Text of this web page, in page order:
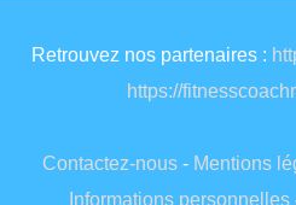
Retrouvez nos partenaires :
https://
Contactez-nous- Mentions
Informations personnelles